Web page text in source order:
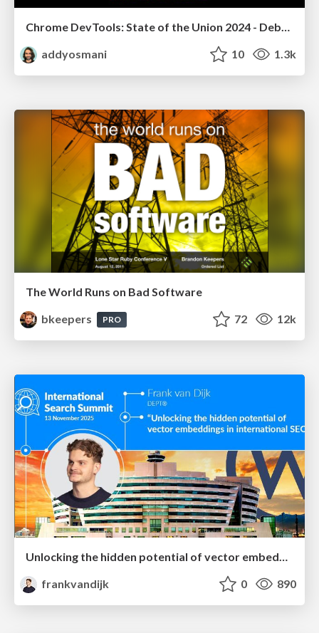
addyosmani
10 1.3k
The World Runs on Bad Software
bkeepers
PRO 72 12k
Unlocking the hidden potential of vector embeddings in international SEO
frankvandijk
0 890